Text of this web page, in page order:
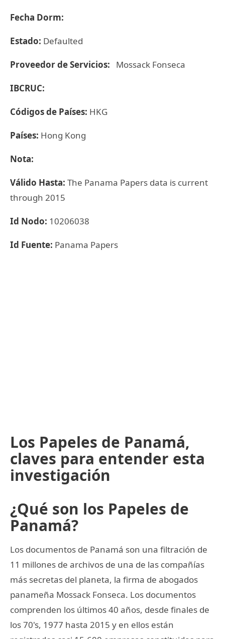
Fecha Dorm:
Estado: Defaulted
Proveedor de Servicios: Mossack Fonseca
IBCRUC:
Códigos de Países: HKG
Países: Hong Kong
Nota:
Válido Hasta: The Panama Papers data is current
through 2015
Id Nodo: 10206038
Id Fuente: Panama Papers
Los Papeles de Panamá,
claves para entender esta
investigación
¿Qué son los Papeles de
Panamá?
Los documentos de Panamá son una filtración de
11 millones de archivos de una de las compañías
más secretas del planeta, la firma de abogados
panameña Mossack Fonseca. Los documentos
comprenden los últimos 40 años, desde finales de
los 70's, 1977 hasta 2015 y en ellos están